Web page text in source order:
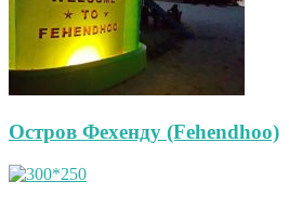
Остров Фехенду (Fehendhoo)